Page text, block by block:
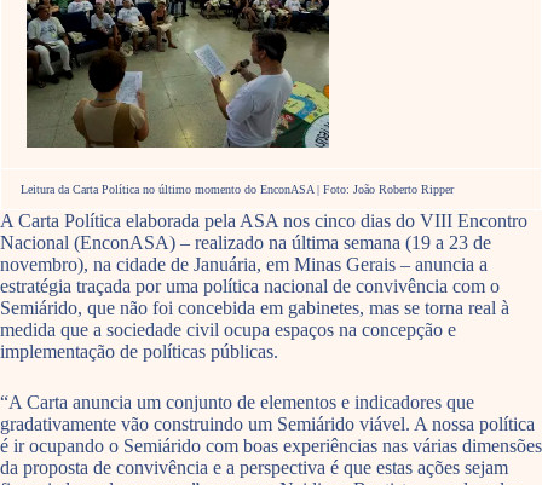
Leitura da Carta Política no último momento do EnconASA | Foto: João Roberto Ripper
A Carta Política elaborada pela ASA nos cinco dias do VIII Encontro
Nacional (EnconASA) – realizado na última semana (19 a 23 de
novembro), na cidade de Januária, em Minas Gerais – anuncia a
estratégia traçada por uma política nacional de convivência com o
Semiárido, que não foi concebida em gabinetes, mas se torna real à
medida que a sociedade civil ocupa espaços na concepção e
implementação de políticas públicas.
“A Carta anuncia um conjunto de elementos e indicadores que
gradativamente vão construindo um Semiárido viável. A nossa política
é ir ocupando o Semiárido com boas experiências nas várias dimensões
da proposta de convivência e a perspectiva é que estas ações sejam